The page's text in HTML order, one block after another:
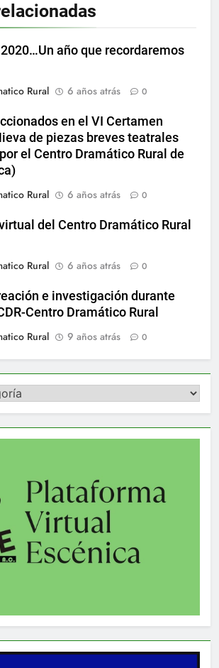
año que recordaremos
Rural
6 años atrás 0
en el VI Certamen
de piezas breves teatrales
el Centro Dramático Rural de
Rural
6 años atrás 0
del Centro Dramático Rural
Rural
6 años atrás 0
e investigación durante
Centro Dramático Rural
Rural
9 años atrás 0